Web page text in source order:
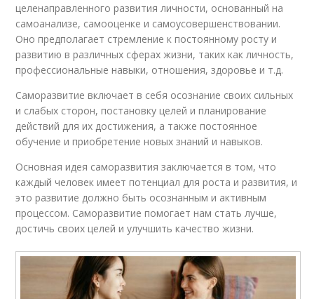
целенаправленного развития личности, основанный на
самоанализе, самооценке и самоусовершенствовании.
Оно предполагает стремление к постоянному росту и
развитию в различных сферах жизни, таких как личность,
профессиональные навыки, отношения, здоровье и т.д.
Саморазвитие включает в себя осознание своих сильных
и слабых сторон, постановку целей и планирование
действий для их достижения, а также постоянное
обучение и приобретение новых знаний и навыков.
Основная идея саморазвития заключается в том, что
каждый человек имеет потенциал для роста и развития, и
это развитие должно быть осознанным и активным
процессом. Саморазвитие помогает нам стать лучше,
достичь своих целей и улучшить качество жизни.